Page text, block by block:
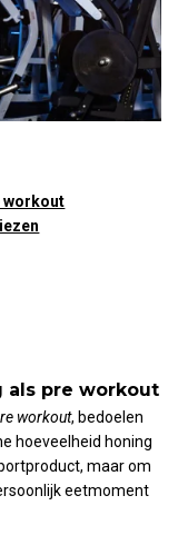
workout
pre workout
workout, bedoelen
hoeveelheid honing
maar om
eetmoment